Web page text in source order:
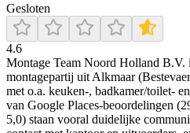
Gesloten
4.6
Montage Team Noord Holland B.V.
montagepartij uit Alkmaar
met o.a. keuken-, badkamer/toilet-
van Google Places-beoordelingen
5,0) staan vooral duidelijke